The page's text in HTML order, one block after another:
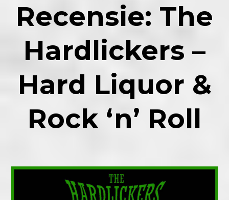
Recensie: The
Hardlickers –
Hard Liquor &
Rock ‘n’ Roll